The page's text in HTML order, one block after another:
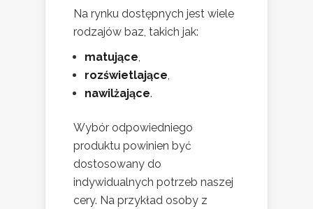
Na rynku dostępnych jest wiele
rodzajów baz, takich jak:
matujące,
rozświetlające,
nawilżające.
Wybór odpowiedniego
produktu powinien być
dostosowany do
indywidualnych potrzeb naszej
cery. Na przykład osoby z